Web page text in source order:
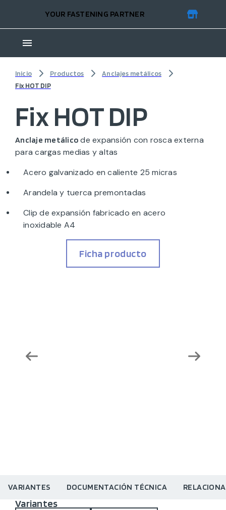
YOUR FASTENING PARTNER
Inicio Productos
Anclajes metálicos
Fix HOT DIP
Fix HOT DIP
Anclaje metálico de expansión con rosca externa
para cargas medias y altas
Acero galvanizado en caliente 25 micras
Arandela y tuerca premontadas
Clip de expansión fabricado en acero
inoxidable A4
Ficha producto
VARIANTES DOCUMENTACIÓN TÉCNICA
Variantes